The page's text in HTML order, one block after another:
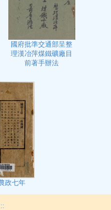
國府批準交通部呈整
理漢冶萍煤鐵礦廠目
前著手辦法
政七年